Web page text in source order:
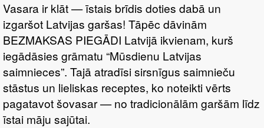
Vasara ir klāt — īstais brīdis doties dabā un
izgaršot Latvijas garšas! Tāpēc dāvinām
BEZMAKSAS PIEGĀDI Latvijā ikvienam, kurš
iegādāsies grāmatu “Mūsdienu Latvijas
saimnieces”. Tajā atradīsi sirsnīgus saimnieču
stāstus un lieliskas receptes, ko noteikti vērts
pagatavot šovasar — no tradicionālām garšām līdz
īstai māju sajūtai.